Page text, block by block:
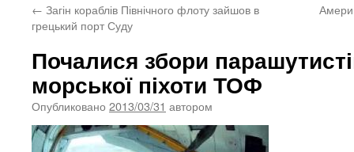
← Загін кораблів Північного флоту зайшов в
грецький порт Суду
Почалися збори
морської піхоти ТОФ
Опубликовано 2013/03/31 автором